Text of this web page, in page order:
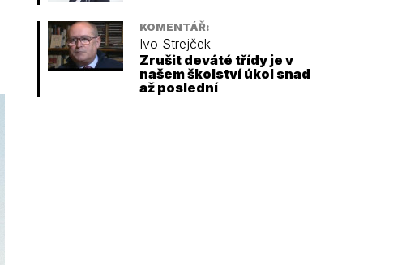
KOMENTÁŘ:
Ivo Strejček
Zrušit deváté třídy je v
našem školství úkol snad
až poslední